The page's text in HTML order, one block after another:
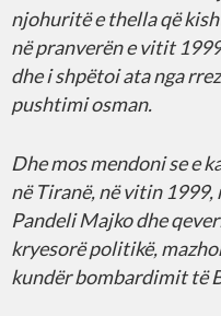
njohuritë e thella që
në pranverën e vitit
dhe i shpëtoi ata nga
pushtimi osman.
Dhe mos mendoni se e
në Tiranë, në vitin
Pandeli Majko dhe
kryesorë politikë,
kundër bombardimit të